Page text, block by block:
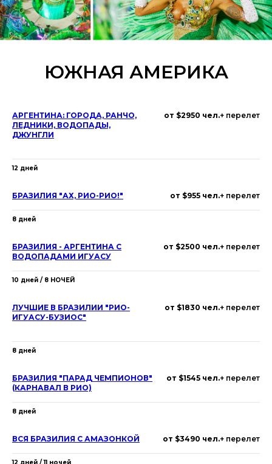
ЮЖНАЯ АМЕРИКА
АРГЕНТИНА: ГОРОДА, РАНЧО,
ЛЕДНИКИ, ВОДОПАДЫ,
ДЖУНГЛИ
от $2950 чел.+ перелет
12 дней
БРАЗИЛИЯ "АХ, РИО-РИО!" от $955 чел.+ перелет
8 дней
БРАЗИЛИЯ - АРГЕНТИНА С
ВОДОПАДАМИ ИГУАСУ
от $2500 чел.+ перелет
10 дней / 8 НОЧЕЙ
ЛУЧШИЕ В БРАЗИЛИИ "РИО-
ИГУАСУ-БУЗИОС"
от $1830 чел.+ перелет
8 дней
БРАЗИЛИЯ "ПАРАД ЧЕМПИОНОВ"
(КАРНАВАЛ В РИО)
от $1545 чел.+ перелет
8 дней
ВСЯ БРАЗИЛИЯ С АМАЗОНКОЙ от $3490 чел.+ перелет
12 дней / 11 ночей